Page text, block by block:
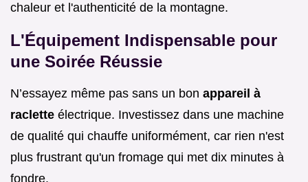
chaleur et l'authenticité de la montagne.
L'Équipement Indispensable pour
une Soirée Réussie
N’essayez même pas sans un bon appareil à
raclette électrique. Investissez dans une machine
de qualité qui chauffe uniformément, car rien n'est
plus frustrant qu'un fromage qui met dix minutes à
fondre.